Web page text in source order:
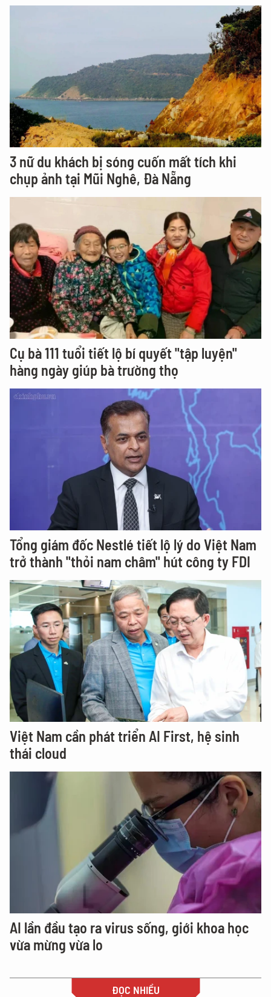
3 nữ du khách bị sóng cuốn mất tích khi
chụp ảnh tại Mũi Nghê, Đà Nẵng
Cụ bà 111 tuổi tiết lộ bí quyết "tập luyện"
hàng ngày giúp bà trường thọ
Tổng giám đốc Nestlé tiết lộ lý do Việt Nam
trở thành "thỏi nam châm" hút công ty FDI
Việt Nam cần phát triển AI First, hệ sinh
thái cloud
AI lần đầu tạo ra virus sống, giới khoa học
vừa mừng vừa lo
ĐỌC NHIỀU